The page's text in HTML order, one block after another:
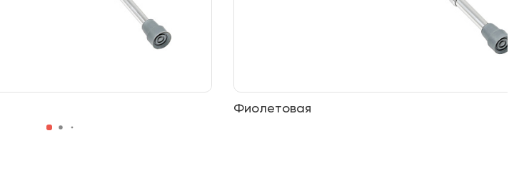
Фиолетовая